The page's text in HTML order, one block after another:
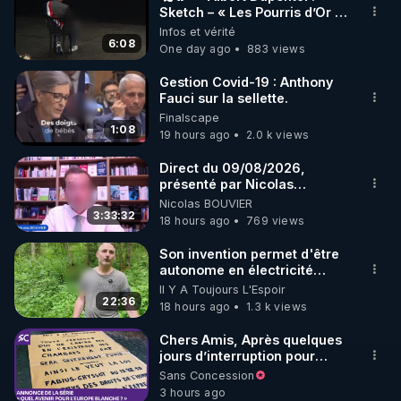
🌱 INSTAGRAM
https://www.instagram.com/rdlr_thierrycasasnovas/
http://rgnr.li/instagram
🌱 LA NEWSLETTER
Pour ne pas rater l’actualité RGNR (stages,
http://rgnr.li/news
🌱 VIDÉOS NON CENSURÉES SUR ODYSEE
Toutes les vidéos Youtube sont aussi sur la
http://rgnr.li/odysee
🌱 LES STAGES EN PRÉSENTIEL
http://rgnr.li/stages
6:08
Sketch – « Les Pourris d’Or »
🏆💰**
Infos et vérité
One day ago
883 views
1:08
Gestion Covid-19 : Anthony
Fauci sur la sellette.
Finalscape
19 hours ago
2.0 k views
3:33:32
Direct du 09/08/2026,
présenté par Nicolas
BOUVIER
Nicolas BOUVIER
18 hours ago
769 views
22:36
Son invention permet d'être
autonome en électricité
avec un simple ruisseau
Il Y A Toujours L'Espoir
18 hours ago
1.3 k views
Chers Amis, Après quelques
jours d’interruption pour
clarifier ma position
concernant le nombre de
Sans Concession
3 hours ago